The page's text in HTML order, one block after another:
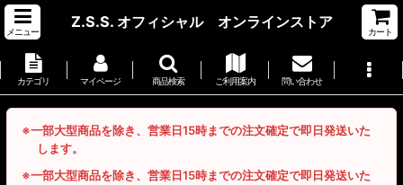
メニュー
Z.S.S. オフィシャル オンラインストア
カート
カテゴリ マイページ 商品検索 ご利用案内 問い合わせ
※一部大型商品を除き、営業日15時までの注文確定で即日発送いた
します。
※一部大型商品を除き、営業日15時までの注文確定で即日発送いた